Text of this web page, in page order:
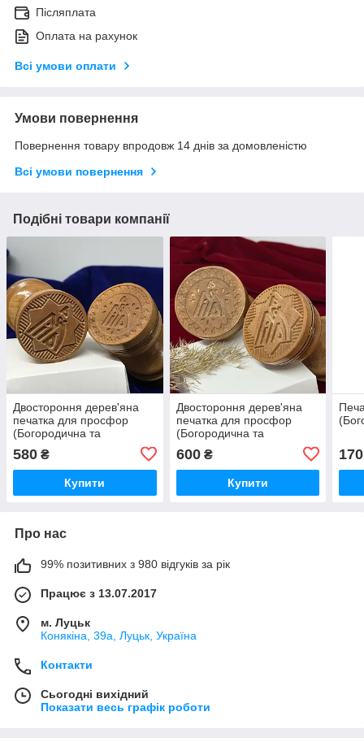
Післяплата
Оплата на рахунок
Всі умови оплати
Умови повернення
Повернення товару впродовж 14 днів за домовленістю
Всі умови повернення
Подібні товари компанії
Двостороння дерев'яна
печатка для просфор
(Богородична та
580 ₴
Купити
Двостороння дерев'яна
печатка для просфор
(Богородична та
600₴
Купити
170
Про нас
99% позитивних з 980 відгуків за рік
Працює з 13.07.2017
м. Луцьк
Конякіна, 39а, Луцьк, Україна
Контакти
Сьогодні вихідний
Показати весь графік роботи